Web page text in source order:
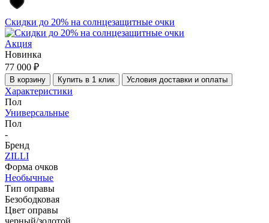
Скидки до 20% на солнцезащитные очки
Акция
Новинка
77 000 ₽
В корзину Купить в 1 клик Условия доставки и оплаты
Характеристики
Пол
Универсальные
Пол
-
Бренд
ZILLI
Форма очков
Необычные
Тип оправы
Безободковая
Цвет оправы
черный/золотой